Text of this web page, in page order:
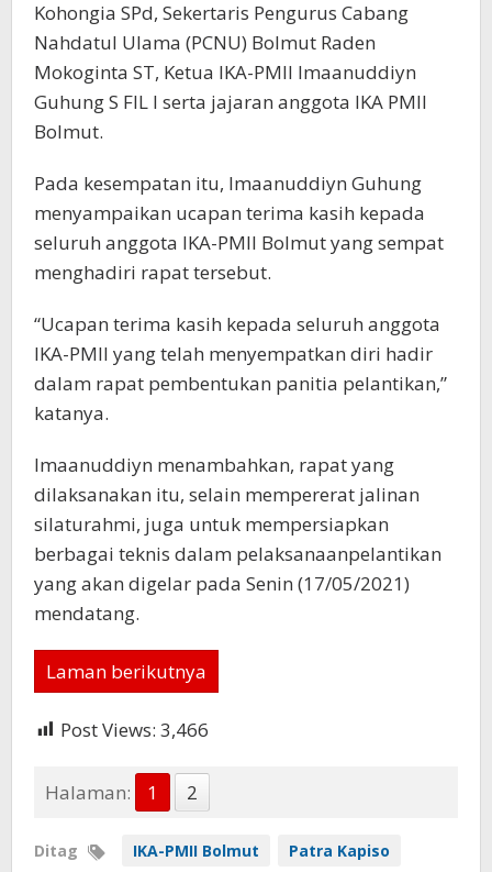
Kohongia SPd, Sekertaris Pengurus Cabang
Nahdatul Ulama (PCNU) Bolmut Raden
Mokoginta ST, Ketua IKA-PMII Imaanuddiyn
Guhung S FIL I serta jajaran anggota IKA PMII
Bolmut.
Pada kesempatan itu, Imaanuddiyn Guhung
menyampaikan ucapan terima kasih kepada
seluruh anggota IKA-PMII Bolmut yang sempat
menghadiri rapat tersebut.
“Ucapan terima kasih kepada seluruh anggota
IKA-PMII yang telah menyempatkan diri hadir
dalam rapat pembentukan panitia pelantikan,”
katanya.
Imaanuddiyn menambahkan, rapat yang
dilaksanakan itu, selain mempererat jalinan
silaturahmi, juga untuk mempersiapkan
berbagai teknis dalam pelaksanaanpelantikan
yang akan digelar pada Senin (17/05/2021)
mendatang.
Laman berikutnya
Post Views: 3,466
Halaman: 1 2
Ditag IKA-PMII Bolmut
Patra Kapiso